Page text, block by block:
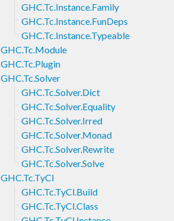
GHC.Tc.Instance.Family
GHC.Tc.Instance.FunDeps
GHC.Tc.Instance.Typeable
GHC.Tc.Module
GHC.Tc.Plugin
GHC.Tc.Solver
GHC.Tc.Solver.Dict
GHC.Tc.Solver.Equality
GHC.Tc.Solver.Irred
GHC.Tc.Solver.Monad
GHC.Tc.Solver.Rewrite
GHC.Tc.Solver.Solve
GHC.Tc.TyCl
GHC.Tc.TyCl.Build
GHC.Tc.TyCl.Class